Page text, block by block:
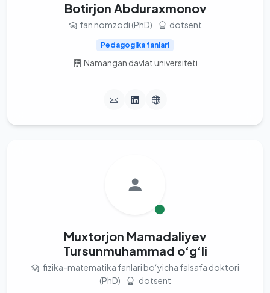
Botirjon Abduraxmonov
fan nomzodi (PhD) dotsent
Pedagogika fanlari
Namangan davlat universiteti
Muxtorjon Mamadaliyev
Tursunmuhammad o‘g‘li
fizika-matematika fanlari bo‘yicha falsafa doktori
(PhD)
dotsent